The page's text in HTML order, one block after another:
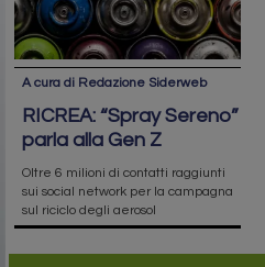
A cura di Redazione Siderweb
RICREA: “Spray Sereno”
parla alla Gen Z
Oltre 6 milioni di contatti raggiunti
sui social network per la campagna
sul riciclo degli aerosol